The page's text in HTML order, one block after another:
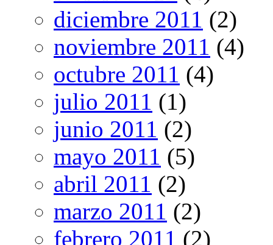
diciembre 2011 (2)
noviembre 2011 (4)
octubre 2011 (4)
julio 2011 (1)
junio 2011 (2)
mayo 2011 (5)
abril 2011 (2)
marzo 2011 (2)
febrero 2011 (2)